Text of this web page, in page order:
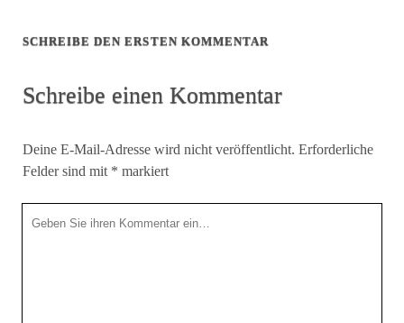
SCHREIBE DEN ERSTEN KOMMENTAR
Schreibe einen Kommentar
Deine E-Mail-Adresse wird nicht veröffentlicht. Erforderliche
Felder sind mit * markiert